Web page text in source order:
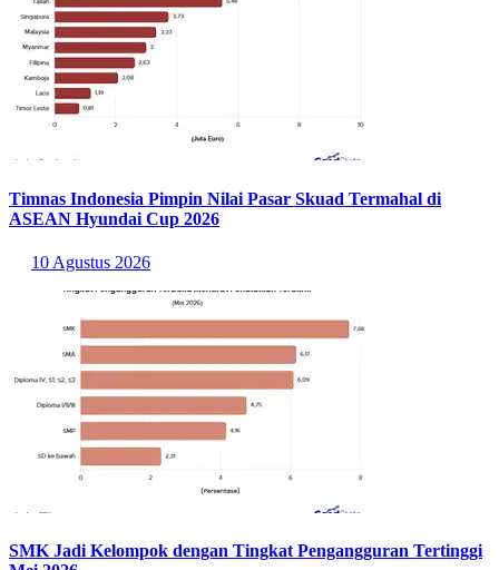
Cities 2027 dipegang oleh Vienna, Austria. Kota ini tergolong lebih
terjangkau dibandingkan kota-kota di Eropa lainnya dalam
peringkat.
Dengan skor 90,9, Vienna cukup dikenal sebagai tujuan studi musik
yang memiliki daya tarik tinggi dan budaya yang beragam.
Top10 daftar peringkat QS Best Student Cities 2027 ditutup dengan
di Eropa lainnya, biaya hidup dan biaya studi di kota ini tergolong
Baca Juga:10 Negara dengan Area Terumbu Karang Terluas 2026
Sumber:
https://www.topuniversities.com/city-rankings?
tab=indicators&sort_by=rank&order_by=asc
Statistik Terbaru